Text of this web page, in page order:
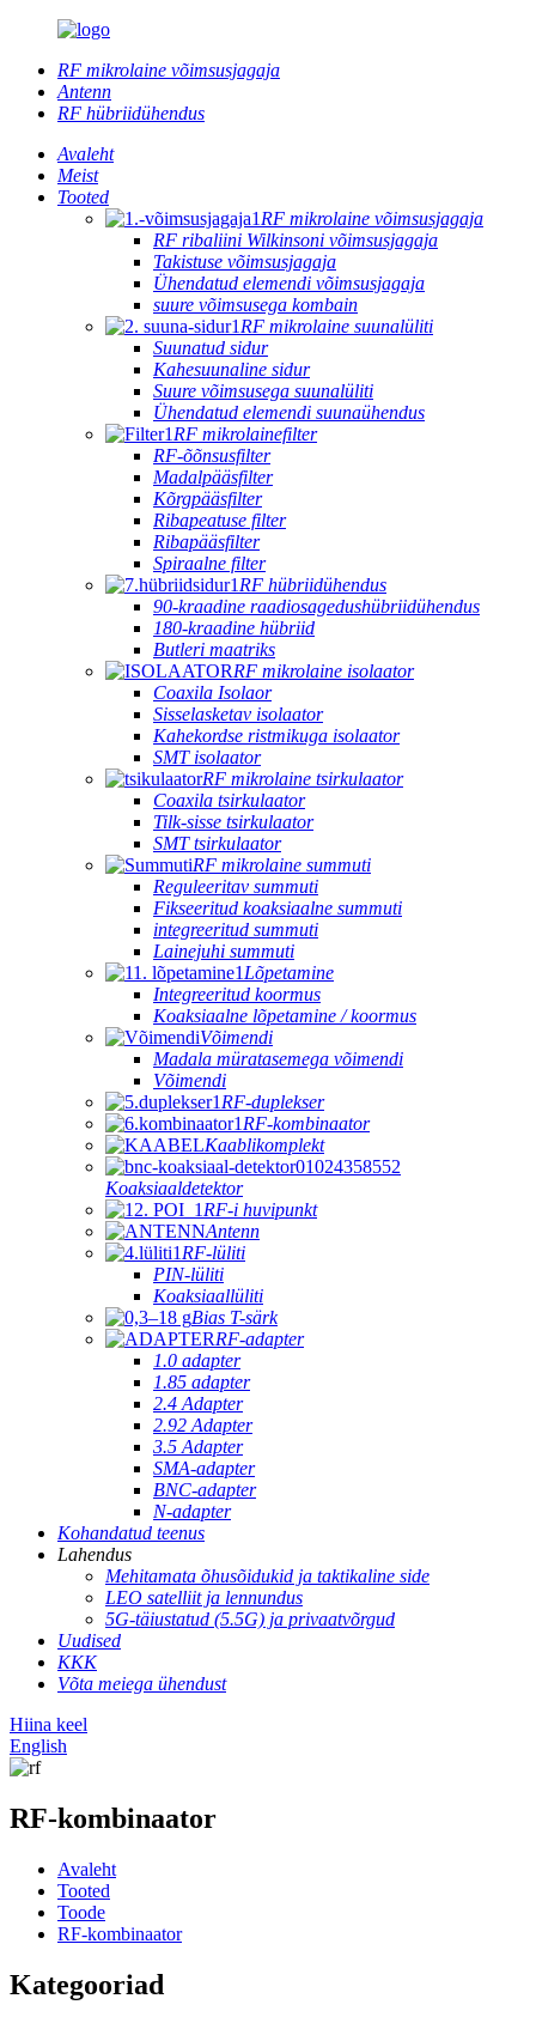
RF mikrolaine võimsusjagaja
Antenn
RF hübriidühendus
Avaleht
Meist
Tooted
RF mikrolaine võimsusjagaja
RF ribaliini Wilkinsoni võimsusjagaja
Takistuse võimsusjagaja
Ühendatud elemendi võimsusjagaja
suure võimsusega kombain
RF mikrolaine suunalüliti
Suunatud sidur
Kahesuunaline sidur
Suure võimsusega suunalüliti
Ühendatud elemendi suunaühendus
RF mikrolainefilter
RF-õõnsusfilter
Madalpääsfilter
Kõrgpääsfilter
Ribapeatuse filter
Ribapääsfilter
Spiraalne filter
RF hübriidühendus
90-kraadine raadiosagedushübriidühendus
180-kraadine hübriid
Butleri maatriks
RF mikrolaine isolaator
Coaxila Isolaor
Sisselasketav isolaator
Kahekordse ristmikuga isolaator
SMT isolaator
RF mikrolaine tsirkulaator
Coaxila tsirkulaator
Tilk-sisse tsirkulaator
SMT tsirkulaator
RF mikrolaine summuti
Reguleeritav summuti
Fikseeritud koaksiaalne summuti
integreeritud summuti
Lainejuhi summuti
Lõpetamine
Integreeritud koormus
Koaksiaalne lõpetamine / koormus
Võimendi
Madala müratasemega võimendi
Võimendi
RF-duplekser
RF-kombinaator
Kaablikomplekt
Koaksiaaldetektor
RF-i huvipunkt
Antenn
RF-lüliti
PIN-lüliti
Koaksiaallüliti
Bias T-särk
RF-adapter
1.0 adapter
1.85 adapter
2.4 Adapter
2.92 Adapter
3.5 Adapter
SMA-adapter
BNC-adapter
N-adapter
Kohandatud teenus
Lahendus
Mehitamata õhusõidukid ja taktikaline side
LEO satelliit ja lennundus
5G-täiustatud (5.5G) ja privaatvõrgud
Uudised
KKK
Võta meiega ühendust
Hiina keel
English
RF-kombinaator
Avaleht
Tooted
Toode
RF-kombinaator
Kategooriad